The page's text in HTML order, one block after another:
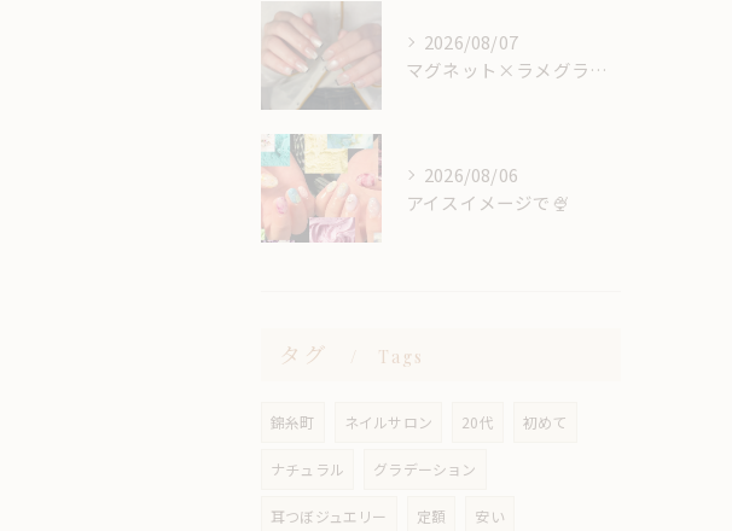
2026/08/07
マグネット×ラメグラベースにスキニーフレンチ🖤🎶
2026/08/06
アイスイメージで🍨
タグ Tags
錦糸町 ネイルサロン 20代 初めて
ナチュラル グラデーション
耳つぼジュエリー 定額 安い